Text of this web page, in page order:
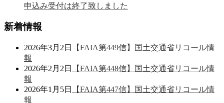
申込み受付は終了致しました
新着情報
2026年3月2日
【FAIA第449信】国土交通省リコール情
報
2026年2月2日
【FAIA第448信】国土交通省リコール情
報
2026年1月5日
【FAIA第447信】国土交通省リコール情
報